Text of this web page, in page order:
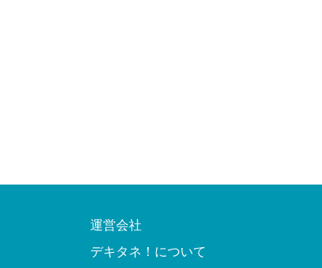
運営会社
デキタネ！について